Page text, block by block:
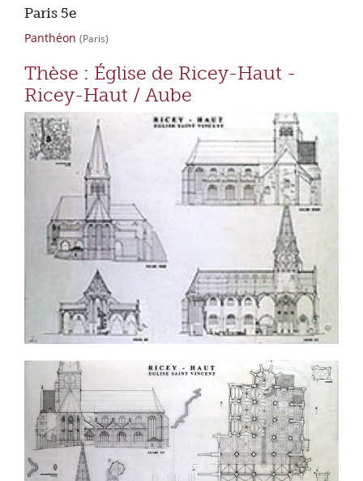
Paris 5e
Panthéon (Paris)
Thèse : Église de Ricey-Haut -
Ricey-Haut / Aube